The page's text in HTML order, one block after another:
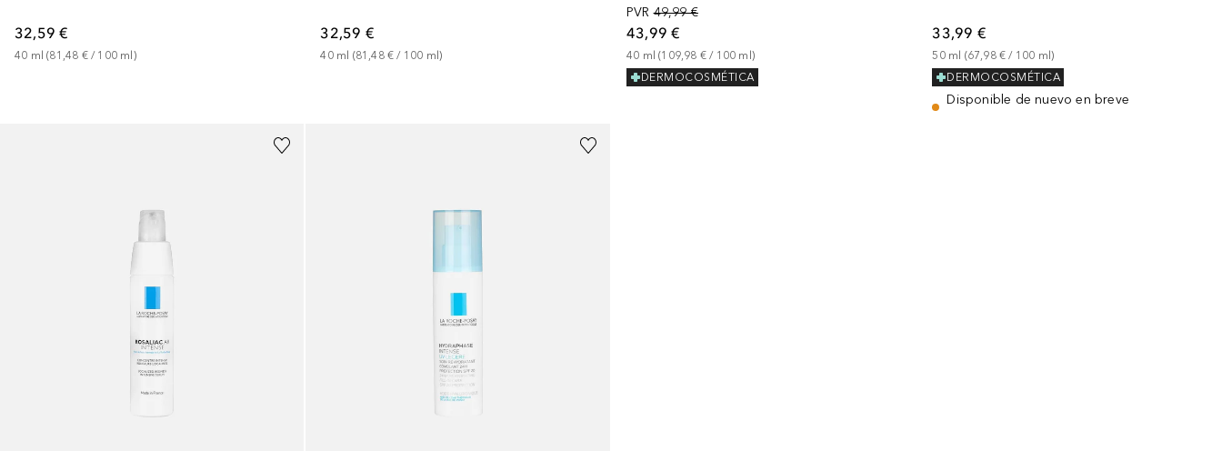
32,59 €
40 ml (81,48 € / 100 ml)
32,59 €
40 ml (81,48 € / 100 ml)
PVR 49,99 €
43,99 €
40 ml (109,98 € / 100 ml )
DERMOCOSMÉTICA
33,99 €
50 ml (67,98 € / 100 ml)
DERMOCOSMÉTICA
Disponible de nuevo en breve